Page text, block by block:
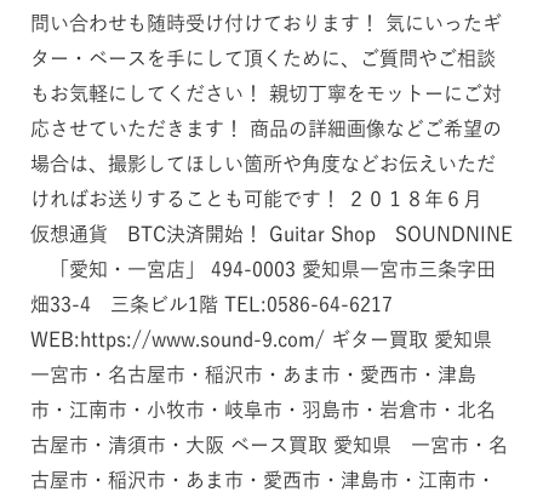
問い合わせも随時受け付けております！ 気にいったギ
ター・ベースを手にして頂くために、ご質問やご相談
もお気軽にしてください！ 親切丁寧をモットーにご対
応させていただきます！ 商品の詳細画像などご希望の
場合は、撮影してほしい箇所や角度などお伝えいただ
ければお送りすることも可能です！ ２０１８年６月
仮想通貨 BTC決済開始！ Guitar Shop SOUNDNINE
「愛知・一宮店」 494-0003 愛知県一宮市三条字田
畑33-4 三条ビル1階 TEL:0586-64-6217
WEB:https://www.sound-9.com/ ギター買取 愛知県
一宮市・名古屋市・稲沢市・あま市・愛西市・津島
市・江南市・小牧市・岐阜市・羽島市・岩倉市・北名
古屋市・清須市・大阪 ベース買取 愛知県 一宮市・名
古屋市・稲沢市・あま市・愛西市・津島市・江南市・